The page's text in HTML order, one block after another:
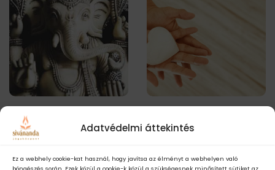
Adatvédelmi áttekintés
Ez a webhely cookie-kat használ, hogy javítsa az élményt a webhelyen való